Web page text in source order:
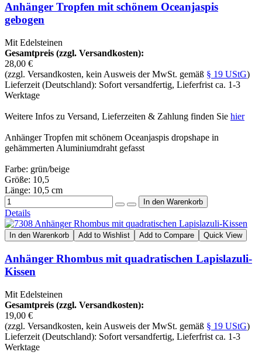
Anhänger Tropfen mit schönem Oceanjaspis
gebogen
Mit Edelsteinen
Gesamtpreis (zzgl. Versandkosten):
28,00 €
(zzgl. Versandkosten, kein Ausweis der MwSt. gemäß § 19 UStG)
Lieferzeit (Deutschland): Sofort versandfertig, Lieferfrist ca. 1-3
Werktage
Weitere Infos zu Versand, Lieferzeiten & Zahlung finden Sie hier
Anhänger Tropfen mit schönem Oceanjaspis dropshape in
gehämmerten Aluminiumdraht gefasst
Farbe: grün/beige
Größe: 10,5
Länge: 10,5 cm
Details
In den Warenkorb Add to Wishlist Add to Compare Quick View
Anhänger Rhombus mit quadratischen Lapislazuli-
Kissen
Mit Edelsteinen
Gesamtpreis (zzgl. Versandkosten):
19,00 €
(zzgl. Versandkosten, kein Ausweis der MwSt. gemäß § 19 UStG)
Lieferzeit (Deutschland): Sofort versandfertig, Lieferfrist ca. 1-3
Werktage